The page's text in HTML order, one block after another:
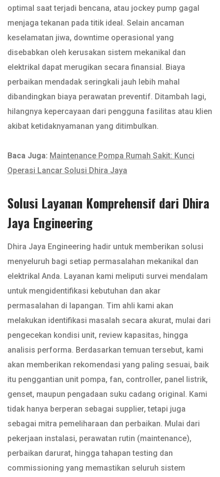
optimal saat terjadi bencana, atau jockey pump gagal
menjaga tekanan pada titik ideal. Selain ancaman
keselamatan jiwa, downtime operasional yang
disebabkan oleh kerusakan sistem mekanikal dan
elektrikal dapat merugikan secara finansial. Biaya
perbaikan mendadak seringkali jauh lebih mahal
dibandingkan biaya perawatan preventif. Ditambah lagi,
hilangnya kepercayaan dari pengguna fasilitas atau klien
akibat ketidaknyamanan yang ditimbulkan.
Baca Juga: Maintenance Pompa Rumah Sakit: Kunci
Operasi Lancar Solusi Dhira Jaya
Solusi Layanan Komprehensif dari Dhira
Jaya Engineering
Dhira Jaya Engineering hadir untuk memberikan solusi
menyeluruh bagi setiap permasalahan mekanikal dan
elektrikal Anda. Layanan kami meliputi survei mendalam
untuk mengidentifikasi kebutuhan dan akar
permasalahan di lapangan. Tim ahli kami akan
melakukan identifikasi masalah secara akurat, mulai dari
pengecekan kondisi unit, review kapasitas, hingga
analisis performa. Berdasarkan temuan tersebut, kami
akan memberikan rekomendasi yang paling sesuai, baik
itu penggantian unit pompa, fan, controller, panel listrik,
genset, maupun pengadaan suku cadang original. Kami
tidak hanya berperan sebagai supplier, tetapi juga
sebagai mitra pemeliharaan dan perbaikan. Mulai dari
pekerjaan instalasi, perawatan rutin (maintenance),
perbaikan darurat, hingga tahapan testing dan
commissioning yang memastikan seluruh sistem